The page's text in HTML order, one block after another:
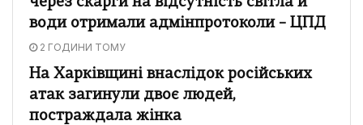
води отримали адмінпротоколи – ЦПД
2 ГОДИНИ ТОМУ
На Харківщині внаслідок російських
атак загинули двоє людей,
постраждала жінка